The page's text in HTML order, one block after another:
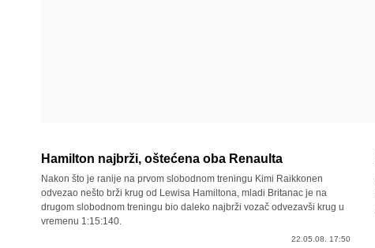
Hamilton najbrži, oštećena oba Renaulta
Nakon što je ranije na prvom slobodnom treningu Kimi Raikkonen
odvezao nešto brži krug od Lewisa Hamiltona, mladi Britanac je na
drugom slobodnom treningu bio daleko najbrži vozač odvezavši krug u
vremenu 1:15:140.
22.05.08. 17:50